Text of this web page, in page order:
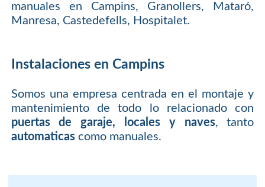
manuales en Campins, Granollers, Mataró,
Manresa, Castedefells, Hospitalet.
Instalaciones en Campins
Somos una empresa centrada en el montaje y
mantenimiento de todo lo relacionado con
puertas de garaje, locales y naves, tanto
automaticascomo manuales.